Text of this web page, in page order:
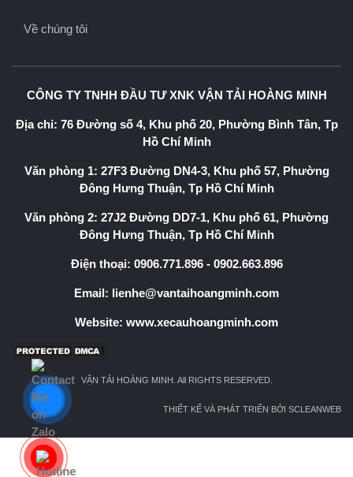
Về chúng tôi
CÔNG TY TNHH ĐẦU TƯ XNK VẬN TẢI HOÀNG MINH
Địa chỉ: 76 Đường số 4, Khu phố 20, Phường Bình Tân, Tp
Hồ Chí Minh
Văn phòng 1: 27F3 Đường DN4-3, Khu phố 57, Phường
Đông Hưng Thuận, Tp Hồ Chí Minh
Văn phòng 2: 27J2 Đường DD7-1, Khu phố 61, Phường
Đông Hưng Thuận, Tp Hồ Chí Minh
Điện thoại: 0906.771.896- 0902.663.896
Email: lienhe@vantaihoangminh.com
Website: www.xecauhoangminh.com
VẬN TẢI HOÀNG MINH. All RIGHTS RESERVED.
THIẾT KẾ VÀ PHÁT TRIỂN BỞI SCLEANWEB